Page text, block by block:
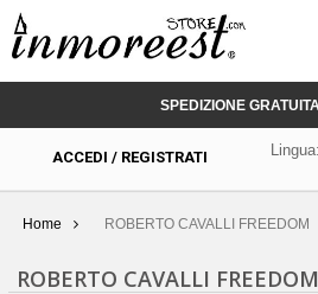
SPEDIZIONE
ACCEDI / REGISTRATI Lingua:
Home ROBERTO CAVALLI FREEDOM
ROBERTO CAVALLI FREEDOM